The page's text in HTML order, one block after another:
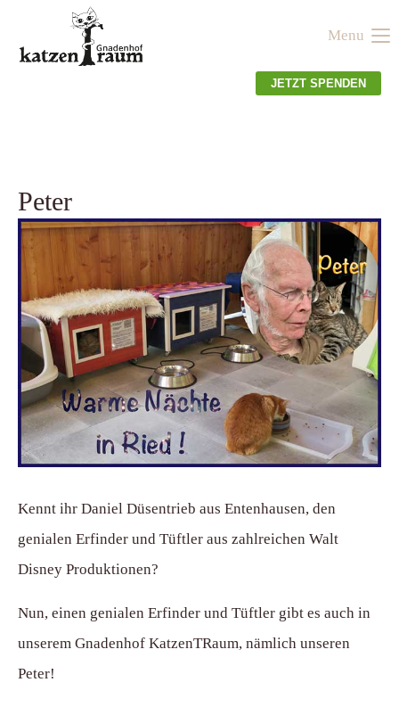
Der Eintrag "offcanvas-col1" existiert leider nicht.
Der Eintrag "offcanvas-col4" existiert leider nicht.
Menu
JETZT SPENDEN
Peter
Kennt ihr Daniel Düsentrieb aus Entenhausen, den
genialen Erfinder und Tüftler aus zahlreichen Walt
Disney Produktionen?
Nun, einen genialen Erfinder und Tüftler gibt es auch in
unserem Gnadenhof KatzenTRaum, nämlich unseren
Peter!